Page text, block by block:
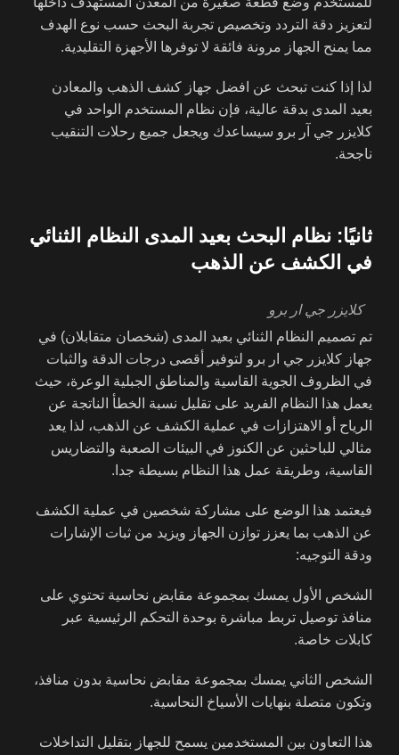
لتعزيز دقة التردد وتخصيص تجربة البحث حسب نوع الهدف
مما يمنح الجهاز مرونة فائقة لا توفرها الأجهزة التقليدية.
لذا إذا كنت تبحث عن افضل جهاز كشف الذهب والمعادن
بعيد المدى بدقة عالية، فإن نظام المستخدم الواحد في
كلايزر جي آر برو سيساعدك ويجعل جميع رحلات التنقيب
ناجحة.
ثانيًا: نظام البحث بعيد المدى النظام الثنائي
في الكشف عن الذهب
كلايزر جي ار برو
تم تصميم النظام الثنائي بعيد المدى (شخصان متقابلان) في
جهاز كلايزر جي ار برو لتوفير أقصى درجات الدقة والثبات
في الظروف الجوية القاسية والمناطق الجبلية الوعرة، حيث
يعمل هذا النظام الفريد على تقليل نسبة الخطأ الناتجة عن
الرياح أو الاهتزازات في عملية الكشف عن الذهب، لذا يعد
مثالي للباحثين عن الكنوز في البيئات الصعبة والتضاريس
القاسية، وطريقة عمل هذا النظام بسيطة جدا.
فيعتمد هذا الوضع على مشاركة شخصين في عملية الكشف
عن الذهب بما يعزز توازن الجهاز ويزيد من ثبات الإشارات
ودقة التوجيه:
الشخص الأول يمسك بمجموعة مقابض نحاسية تحتوي على
منافذ توصيل تربط مباشرة بوحدة التحكم الرئيسية عبر
كابلات خاصة.
الشخص الثاني يمسك بمجموعة مقابض نحاسية بدون منافذ،
وتكون متصلة بنهايات الأسياخ النحاسية.
هذا التعاون بين المستخدمين يسمح للجهاز بتقليل التداخلات